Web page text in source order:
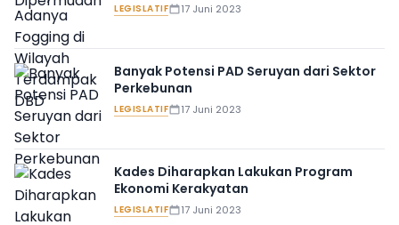
LEGISLATIF 17 Juni 2023
Banyak Potensi PAD Seruyan dari Sektor
Perkebunan
LEGISLATIF 17 Juni 2023
Kades Diharapkan Lakukan Program
Ekonomi Kerakyatan
LEGISLATIF 17 Juni 2023